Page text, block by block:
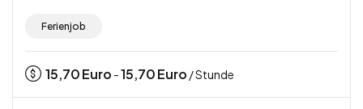
Ferienjob
15,70Euro -15,70Euro / Stunde